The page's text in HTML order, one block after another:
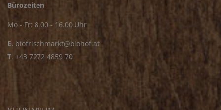
Bürozeiten
Mo - Fr: 8.00 - 16.00 Uhr
E. biofrischmarkt@biohof.at
T. +43 7272 4859 70